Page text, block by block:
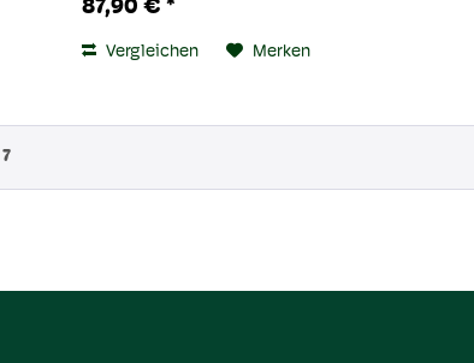
Kinderfüße auf robusten Sohlen
87,90 € *
Vergleichen Merken
7